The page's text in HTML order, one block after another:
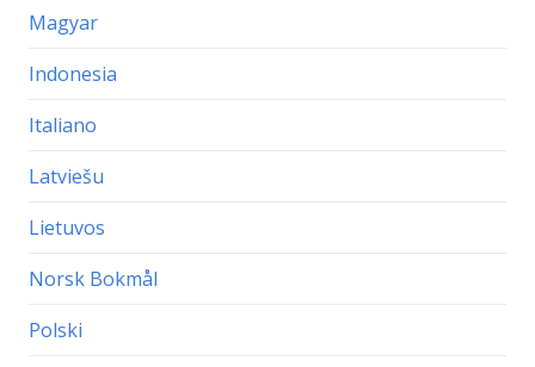
Magyar
Indonesia
Italiano
Latviešu
Lietuvos
Norsk Bokmål
Polski